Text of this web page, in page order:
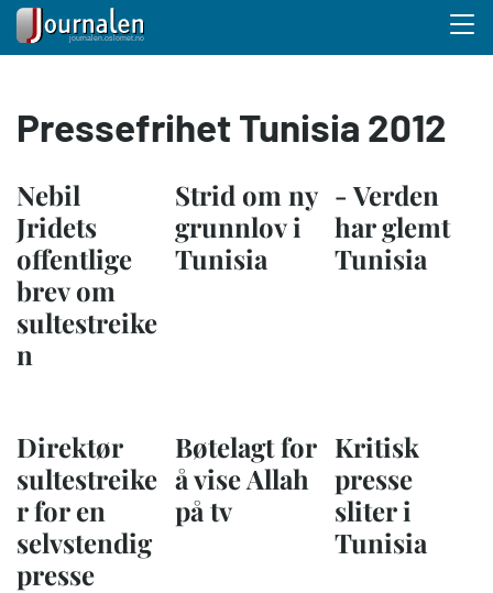
hovedinnhold
Pressefrihet Tunisia 2012
Nebil
Jridets
offentlige
brev om
sultestreike
n
Strid om ny
grunnlov i
Tunisia
- Verden
har glemt
Tunisia
Direktør
sultestreike
r for en
selvstendig
presse
Bøtelagt for
å vise Allah
på tv
Kritisk
presse
sliter i
Tunisia